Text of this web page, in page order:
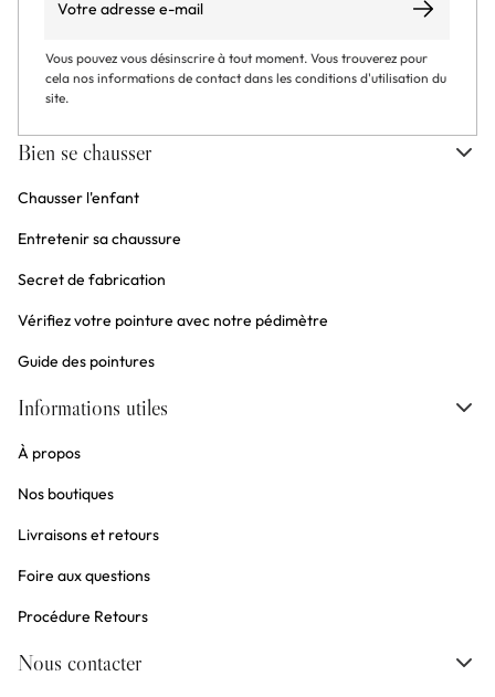
S’abonner
Vous pouvez vous désinscrire à tout moment. Vous trouverez pour
cela nos informations de contact dans les conditions d'utilisation du
site.
Bien se chausser
Chausser l'enfant
Entretenir sa chaussure
Secret de fabrication
Vérifiez votre pointure avec notre pédimètre
Guide des pointures
Informations utiles
À propos
Nos boutiques
Livraisons et retours
Foire aux questions
Procédure Retours
Nous contacter